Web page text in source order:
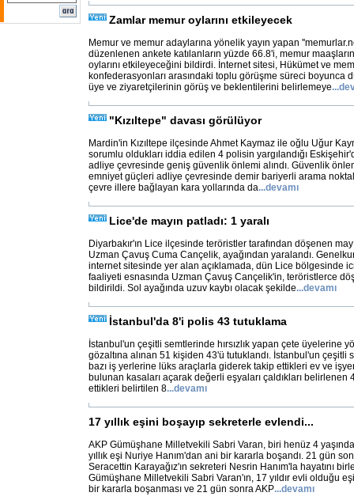
Zamlar memur oylarını etkileyecek
Memur ve memur adaylarına yönelik yayın yapan
düzenlenen ankete katılanların yüzde 66.8'i, memur
oylarını etkileyeceğini bildirdi. İnternet sitesi, Hükümet ve
konfederasyonları arasındaki toplu görüşme süreci boyunca
üye ve ziyaretçilerinin görüş ve beklentilerini belirlemeye...
"Kızıltepe" davası görülüyor
Mardin'in Kızıltepe ilçesinde Ahmet Kaymaz ile oğlu Uğur
sorumlu oldukları iddia edilen 4 polisin yargılandığı
adliye çevresinde geniş güvenlik önlemi alındı. Güvenlik
emniyet güçleri adliye çevresinde demir bariyerli arama
çevre illere bağlayan kara yollarında da...devamı
Lice'de mayın patladı: 1 yaralı
Diyarbakır'ın Lice ilçesinde teröristler tarafından döşenen
Uzman Çavuş Cuma Cançelik, ayağından yaralandı.
internet sitesinde yer alan açıklamada, dün Lice bölgesinde
faaliyeti esnasında Uzman Çavuş Cançelik'in, teröristlerce
bildirildi. Sol ayağında uzuv kaybı olacak şekilde...devamı
İstanbul'da 8'i polis 43 tutuklama
İstanbul'un çeşitli semtlerinde hırsızlık yapan çete üyelerine
gözaltına alınan 51 kişiden 43'ü tutuklandı. İstanbul'un çeşitli
bazı iş yerlerine lüks araçlarla giderek takip ettikleri ev ve
bulunan kasaları açarak değerli eşyaları çaldıkları belirlenen
ettikleri belirtilen 8...devamı
17 yıllık eşini boşayıp sekreterle evlendi...
AKP Gümüşhane Milletvekili Sabri Varan, biri henüz 4
yıllık eşi Nuriye Hanım'dan ani bir kararla boşandı. 21 gün
Seracettin Karayağız'ın sekreteri Nesrin Hanım'la hayatını
Gümüşhane Milletvekili Sabri Varan'ın, 17 yıldır evli olduğu
bir kararla boşanması ve 21 gün sonra AKP...devamı